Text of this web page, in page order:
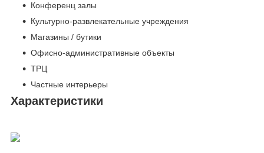
Конференц залы
Культурно-развлекательные учреждения
Магазины / бутики
Офисно-административные объекты
ТРЦ
Частные интерьеры
Характеристики